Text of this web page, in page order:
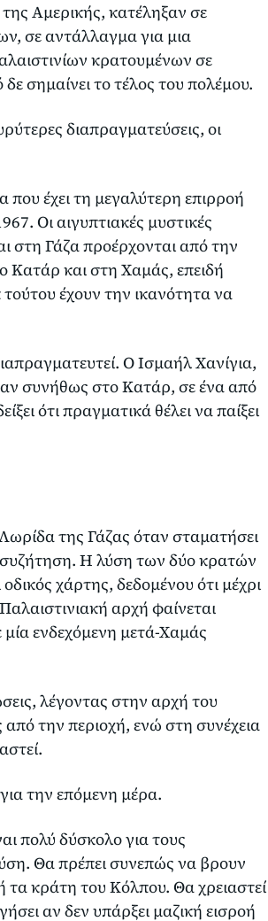
Αμερικής, κατέληξαν σε
σε αντάλλαγμα για μια
κρατουμένων σε
σημαίνει το τέλος του πολέμου.
διαπραγματεύσεις, οι
που έχει τη μεγαλύτερη επιρροή
Οι αιγυπτιακές μυστικές
στη Γάζα προέρχονται από την
Κατάρ και στη Χαμάς, επειδή
τούτου έχουν την ικανότητα να
Ο Ισμαήλ Χανίγια,
συνήθως στο Κατάρ, σε ένα από
ότι πραγματικά θέλει να παίξει
της Γάζας όταν σταματήσει
συζήτηση. Η λύση των δύο κρατών
χάρτης, δεδομένου ότι μέχρι
αρχή φαίνεται
μία ενδεχόμενη μετά-Χαμάς
λέγοντας στην αρχή του
από την περιοχή, ενώ στη συνέχεια
την επόμενη μέρα.
πολύ δύσκολο για τους
Θα πρέπει συνεπώς να βρουν
τα κράτη του Κόλπου. Θα χρειαστεί
αν δεν υπάρξει μαζική εισροή